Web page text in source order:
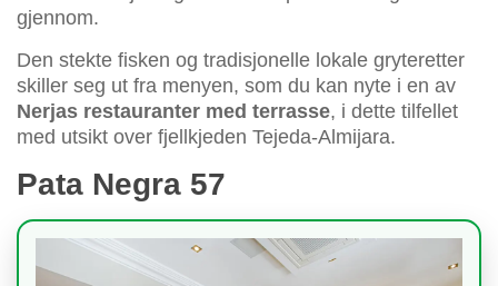
gjennom.
Den stekte fisken og tradisjonelle lokale gryteretter
skiller seg ut fra menyen, som du kan nyte i en av
Nerjas restauranter med terrasse, i dette tilfellet
med utsikt over fjellkjeden Tejeda-Almijara.
Pata Negra 57